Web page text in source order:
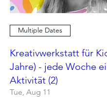
Multiple Dates
Kreativwerkstatt für
Jahre) - jede Woche
Aktivität (2)
Tue, Aug 11